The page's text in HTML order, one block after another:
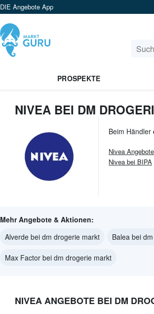
DIE Angebote App
PROSPEKTE
NIVEA BEI DM
Beim Händler
Nivea Angebote
Nivea bei BIPA
Mehr Angebote & Aktionen:
Alverde bei dm drogerie markt
Balea bei
Max Factor bei dm drogerie markt
NIVEA ANGEBOTE BEI DM